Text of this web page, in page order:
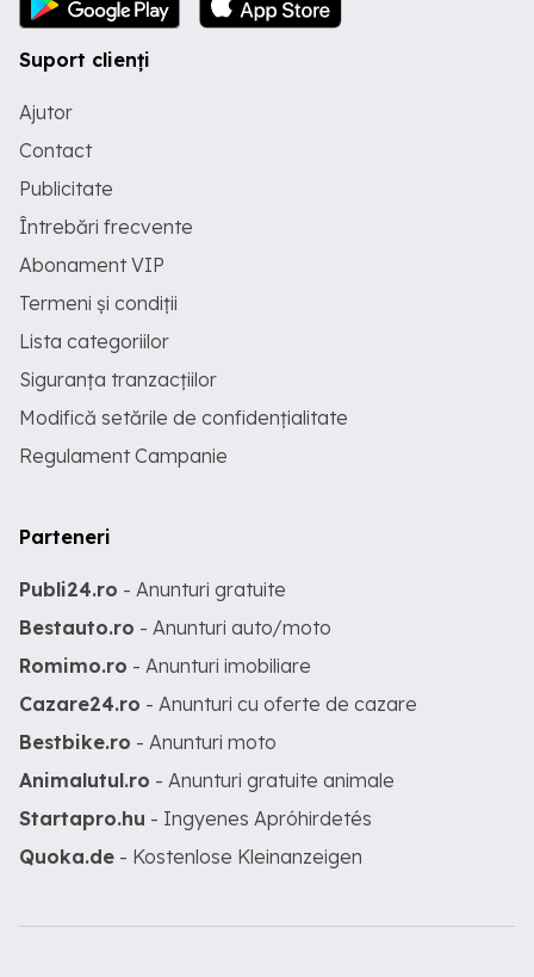
Suport clienți
Ajutor
Contact
Publicitate
Întrebări frecvente
Abonament VIP
Termeni și condiții
Lista categoriilor
Siguranța tranzacțiilor
Modifică setările de confidențialitate
Regulament Campanie
Parteneri
Publi24.ro - Anunturi gratuite
Bestauto.ro - Anunturi auto/moto
Romimo.ro - Anunturi imobiliare
Cazare24.ro - Anunturi cu oferte de cazare
Bestbike.ro - Anunturi moto
Animalutul.ro - Anunturi gratuite animale
Startapro.hu - Ingyenes Apróhirdetés
Quoka.de - Kostenlose Kleinanzeigen